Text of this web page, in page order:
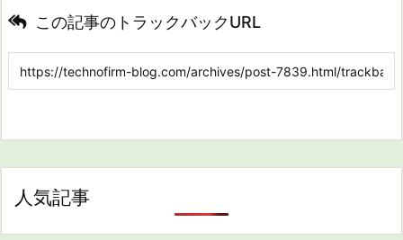
この記事のトラックバックURL
人気記事